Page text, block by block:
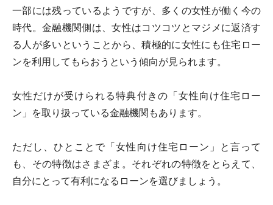
一部には残っているようですが、多くの女性が働く今の
時代。金融機関側は、女性はコツコツとマジメに返済す
る人が多いということから、積極的に女性にも住宅ロー
ンを利用してもらおうという傾向が見られます。
女性だけが受けられる特典付きの「女性向け住宅ロー
ン」を取り扱っている金融機関もあります。
ただし、ひとことで「女性向け住宅ローン」と言って
も、その特徴はさまざま。それぞれの特徴をとらえて、
自分にとって有利になるローンを選びましょう。